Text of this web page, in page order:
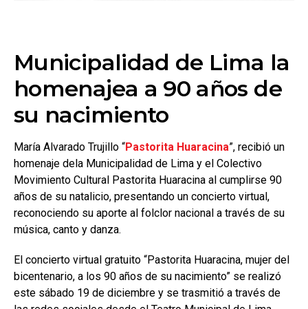
Municipalidad de Lima la
homenajea a 90 años de
su nacimiento
María Alvarado Trujillo “Pastorita Huaracina”, recibió un
homenaje dela Municipalidad de Lima y el Colectivo
Movimiento Cultural Pastorita Huaracina al cumplirse 90
años de su natalicio, presentando un concierto virtual,
reconociendo su aporte al folclor nacional a través de su
música, canto y danza.
El concierto virtual gratuito “Pastorita Huaracina, mujer del
bicentenario, a los 90 años de su nacimiento” se realizó
este sábado 19 de diciembre y se trasmitió a través de